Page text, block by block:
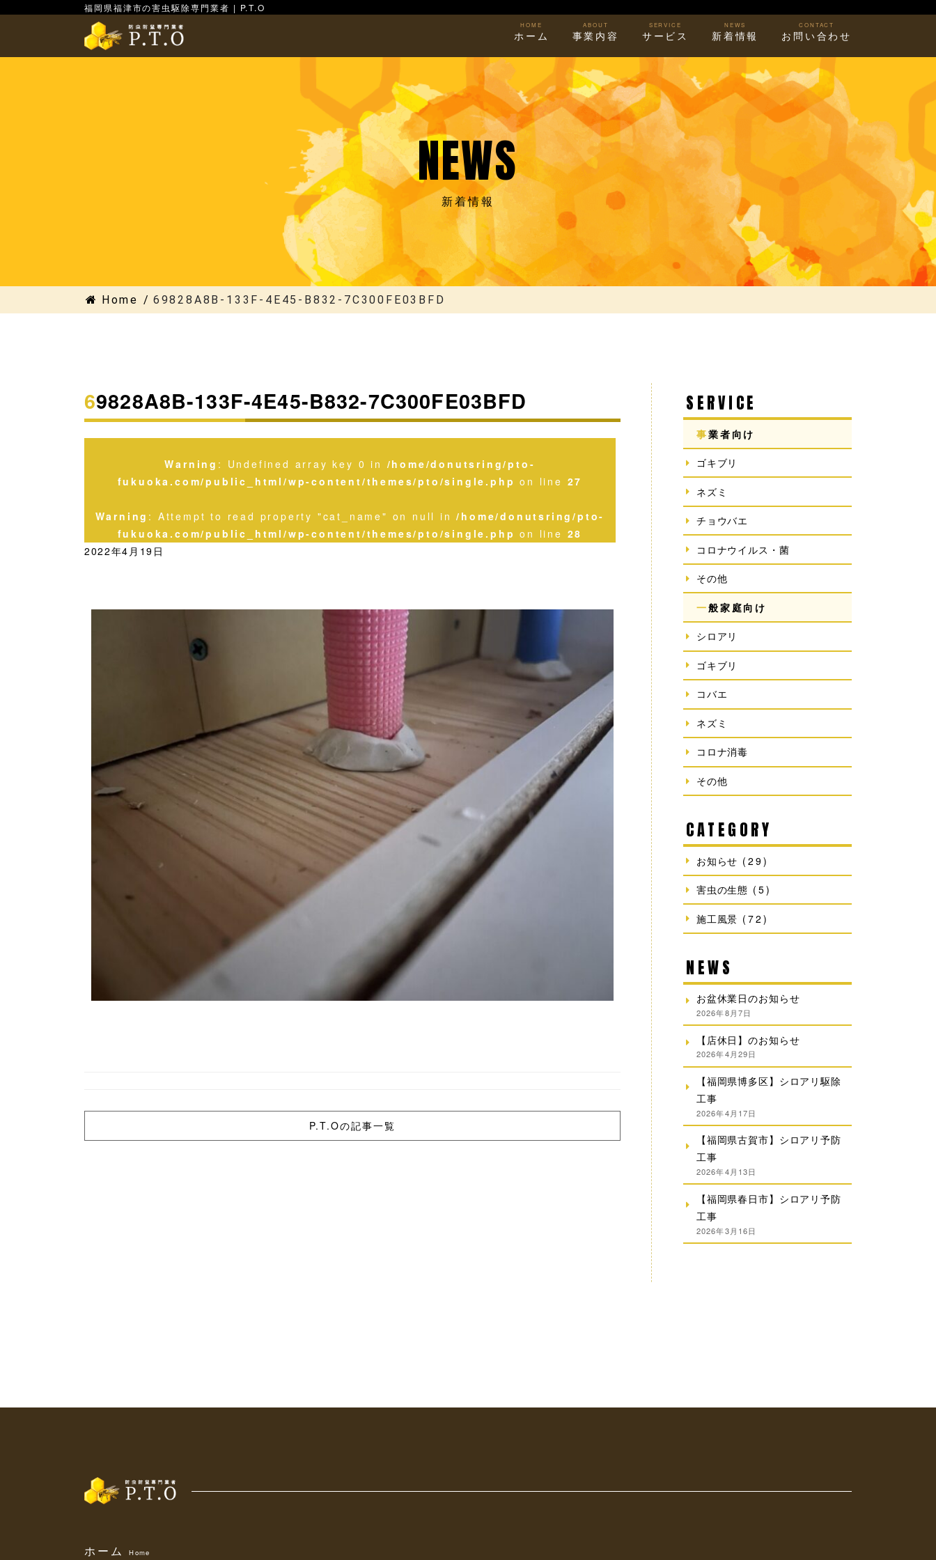
福岡県福津市の害虫駆除専門業者 | P.T.O
HOME
ホーム
ABOUT
事業内容
SERVICE
サービス
NEWS
新着情報
CONTACT
お問い合わせ
NEWS
新着情報
Home / 69828A8B-133F-4E45-B832-7C300FE03BFD
69828A8B-133F-4E45-B832-7C300FE03BFD
Warning : Undefined array key 0 in /home/donutsring/pto-
fukuoka.com/public_html/wp-content/themes/pto/single.php on line 27
Warning : Attempt to read property "cat_name" on null in/home/donutsring/pto-
fukuoka.com/public_html/wp-content/themes/pto/single.php on line 28
2022年4月19日
P.T.Oの記事一覧
SERVICE
事業者向け
ゴキブリ
ネズミ
チョウバエ
コロナウイルス・菌
その他
一般家庭向け
シロアリ
ゴキブリ
コバエ
ネズミ
コロナ消毒
その他
CATEGORY
お知らせ (29)
害虫の生態 (5)
施工風景 (72)
NEWS
お盆休業日のお知らせ
2026年8月7日
【店休日】のお知らせ
2026年4月29日
【福岡県博多区】シロアリ駆除
工事
2026年4月17日
【福岡県古賀市】シロアリ予防
工事
2026年4月13日
【福岡県春日市】シロアリ予防
工事
2026年3月16日
ホーム Home